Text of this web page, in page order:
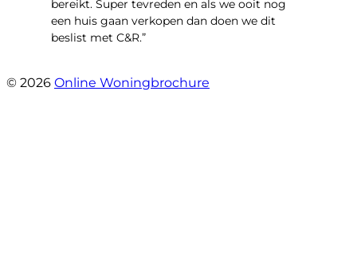
bereikt. Super tevreden en als we ooit nog
een huis gaan verkopen dan doen we dit
beslist met C&R.”
© 2026 Online Woningbrochure